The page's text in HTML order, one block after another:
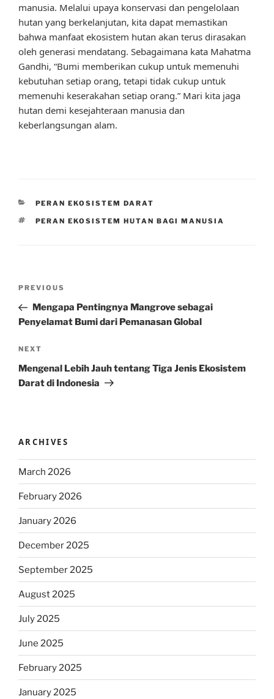
manusia. Melalui upaya konservasi dan pengelolaan
hutan yang berkelanjutan, kita dapat memastikan
bahwa manfaat ekosistem hutan akan terus dirasakan
oleh generasi mendatang. Sebagaimana kata Mahatma
Gandhi, “Bumi memberikan cukup untuk memenuhi
kebutuhan setiap orang, tetapi tidak cukup untuk
memenuhi keserakahan setiap orang.” Mari kita jaga
hutan demi kesejahteraan manusia dan
keberlangsungan alam.
CATEGORIES
PERAN EKOSISTEM DARAT
TAGS
PERAN EKOSISTEM HUTAN BAGI MANUSIA
Previous
Post
PREVIOUS
Mengapa Pentingnya Mangrove sebagai
Penyelamat Bumi dari Pemanasan Global
Next
Post
NEXT
Mengenal Lebih Jauh tentang Tiga Jenis Ekosistem
Darat di Indonesia
ARCHIVES
March 2026
February 2026
January 2026
December 2025
September 2025
August 2025
July 2025
June 2025
February 2025
January 2025